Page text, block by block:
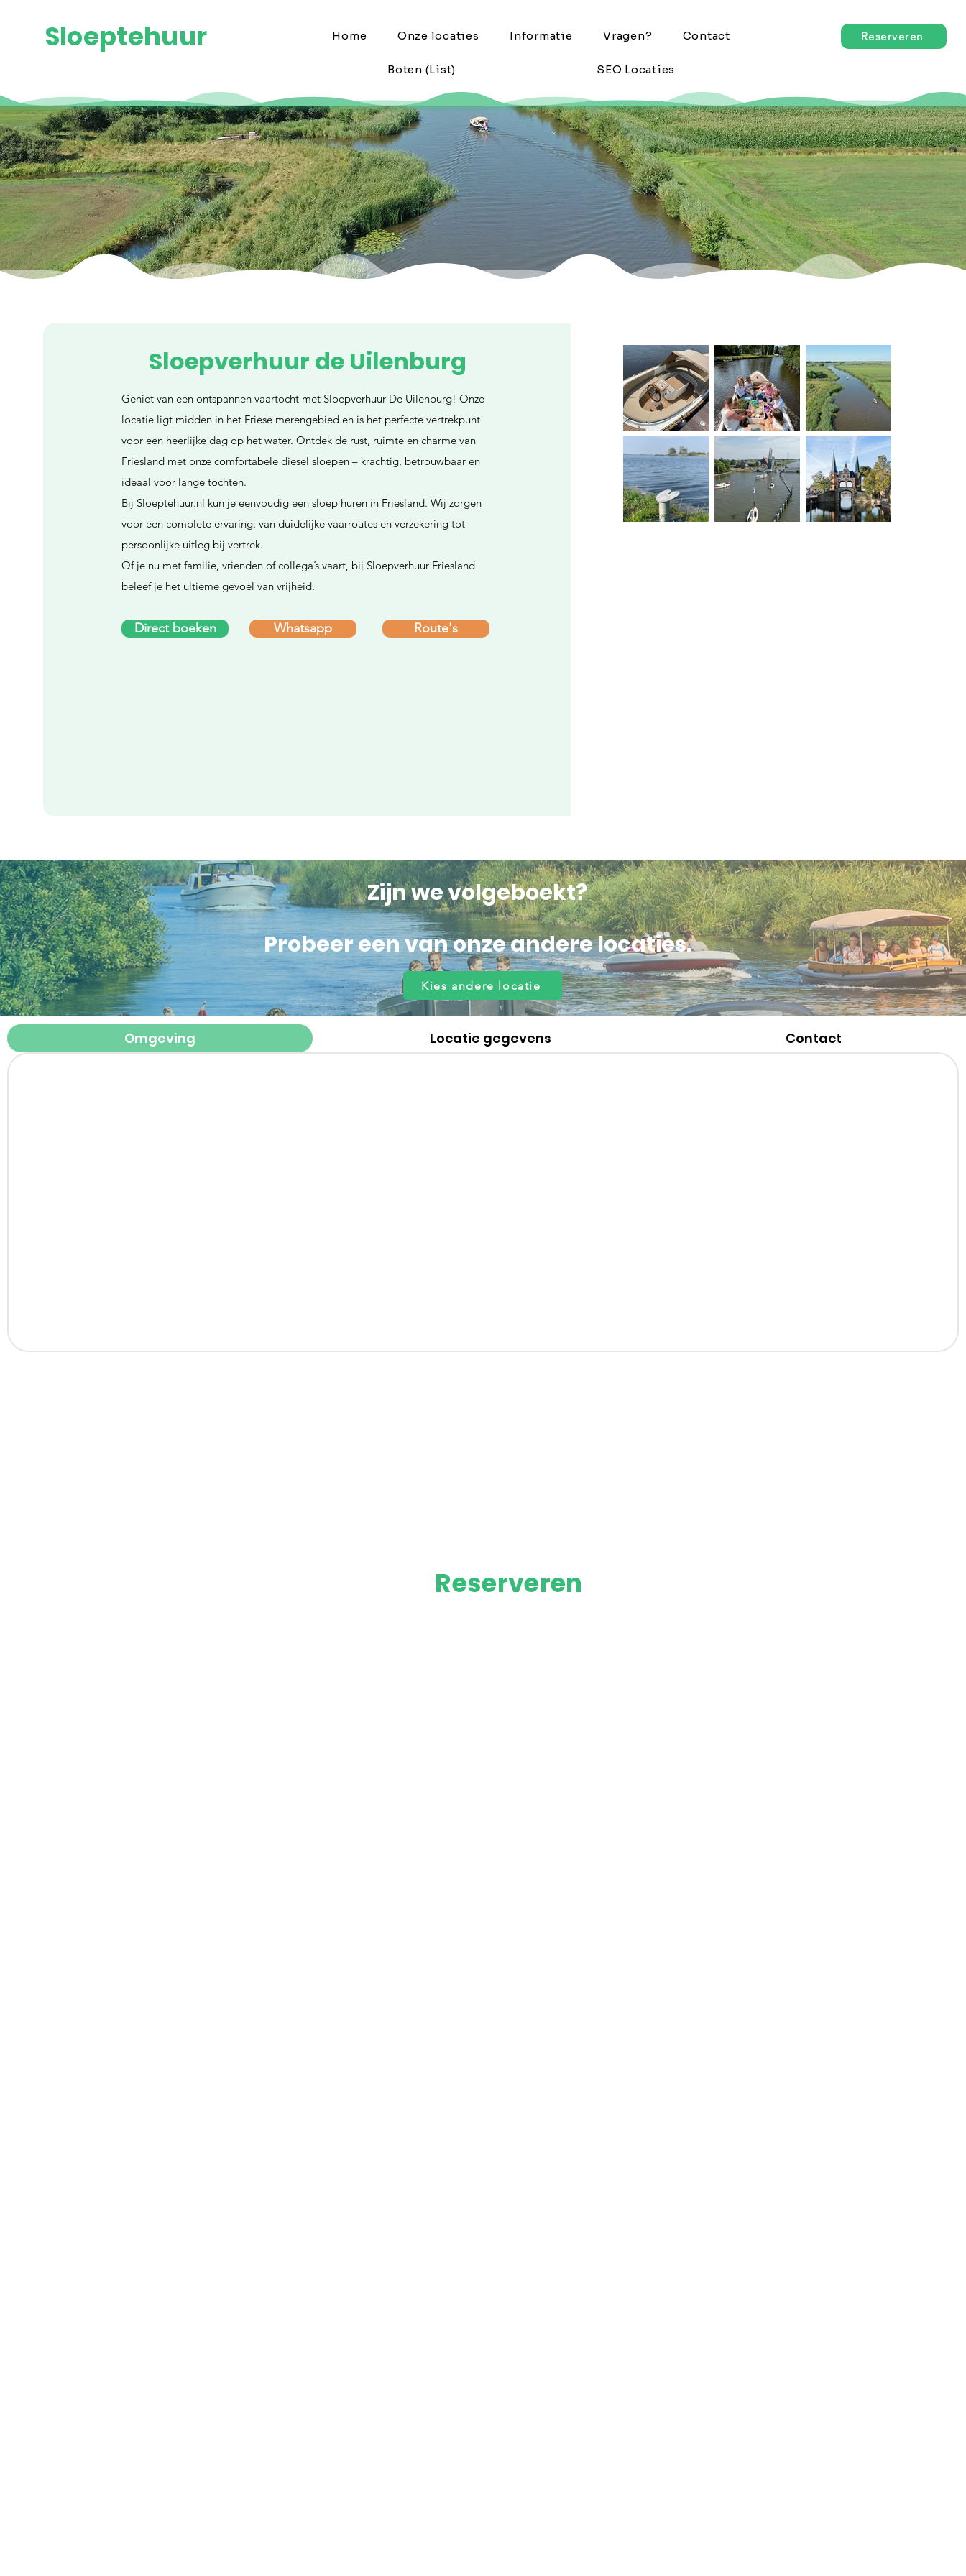
Sloeptehuur Home Onze locaties Informatie Vragen? Contact
Boten (List) SEO Locaties
Reserveren
Sloepverhuur de Uilenburg
Geniet van een ontspannen vaartocht met Sloepverhuur De Uilenburg! Onze
locatie ligt midden in het Friese merengebied en is het perfecte vertrekpunt
voor een heerlijke dag op het water. Ontdek de rust, ruimte en charme van
Friesland met onze comfortabele diesel sloepen – krachtig, betrouwbaar en
ideaal voor lange tochten.
Bij Sloeptehuur.nl kun je eenvoudig een sloep huren in Friesland. Wij zorgen
voor een complete ervaring: van duidelijke vaarroutes en verzekering tot
persoonlijke uitleg bij vertrek.
Of je nu met familie, vrienden of collega’s vaart, bij Sloepverhuur Friesland
beleef je het ultieme gevoel van vrijheid.
Direct boeken Whatsapp Route's
Zijn we volgeboekt?
Probeer een van onze andere locaties.
Kies andere locatie
Omgeving Locatie gegevens Contact
Reserveren